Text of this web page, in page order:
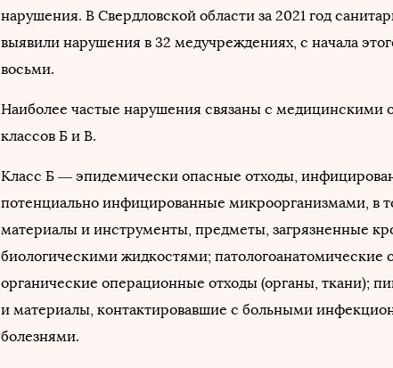
нарушения. В Свердловской области за 2021 год
выявили нарушения в 32 медучреждениях, с начала
восьми.
Наиболее частые нарушения связаны с медицинскими
классов Б и В.
Класс Б — эпидемически опасные отходы,
потенциально инфицированные микроорганизмами, в
материалы и инструменты, предметы, загрязненные
биологическими жидкостями; патологоанатомические
органические операционные отходы (органы, ткани);
и материалы, контактировавшие с больными
болезнями.